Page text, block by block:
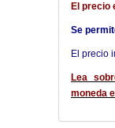
El precio
Se
El precio
Lea
moneda